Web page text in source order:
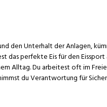
den Unterhalt der Anlagen,
das perfekte Eis für den
Alltag. Du arbeitest oft im
du Verantwortung für